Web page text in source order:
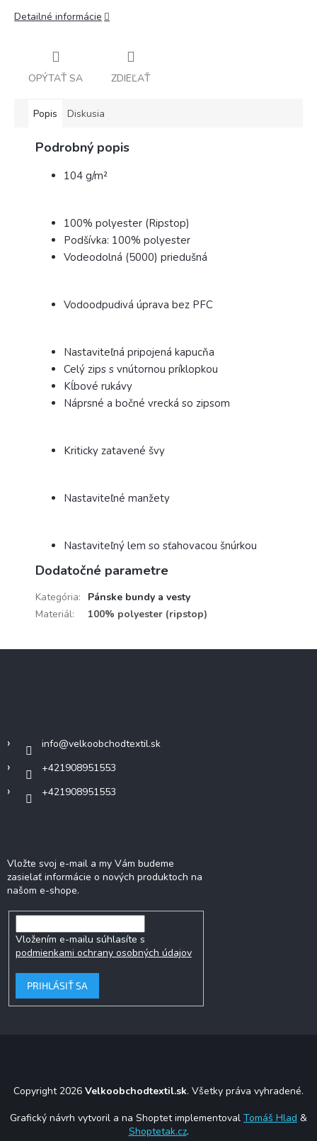
Detailné informácie
OPÝTAŤ SA ZDIEĽAŤ
Popis Diskusia
Podrobný popis
104 g/m²
100% polyester (Ripstop)
Podšívka: 100% polyester
Vodeodolná (5000) priedušná
Vodoodpudivá úprava bez PFC
Nastaviteľná pripojená kapucňa
Celý zips s vnútornou príklopkou
Kĺbové rukávy
Náprsné a bočné vrecká so zipsom
Kriticky zatavené švy
Nastaviteľné manžety
Nastaviteľný lem so sťahovacou šnúrkou
Dodatočné parametre
Kategória:
Pánske bundy a vesty
Materiál: 100% polyester (ripstop)
info@velkoobchodtextil.sk
+421908951553
+421908951553
Vložte svoj e-mail a my Vám budeme
zasielať informácie o nových produktoch na
našom e-shope.
Vložením e-mailu súhlasíte s
podmienkami ochrany osobných údajov
PRIHLÁSIŤ SA
Copyright 2026 Velkoobchodtextil.sk. Všetky práva vyhradené.
Grafický návrh vytvoril a na Shoptet implementoval Tomáš Hlad &
Shoptetak.cz.